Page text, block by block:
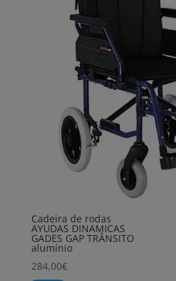
Cadeira de rodas
AYUDAS DINAMICAS
GADES GAP TRÂNSITO
alumínio
284,00€